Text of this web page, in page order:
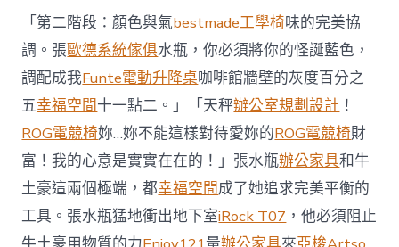
嵐
系
統
櫃
智
庫
稱
中
國
對
澳
軍
事
「第二階段：顏色與氣bestmade工學椅味的完美協
調。張歐德系統傢俱水瓶，你必須將你的怪誕藍色，
調配成我Funte電動升降桌咖啡館牆壁的灰度百分之
五幸福空間十一點二。」「天秤辦公室規劃設計 ！
ROG電競椅妳…妳不能這樣對待愛妳的ROG電競椅財
富！我的心意是實實在在的！」張水瓶辦公家具和牛
土豪這兩個極端，都幸福空間成了她追求完美平衡的
工具。張水瓶猛地衝出地下室iRock T07 ，他必須阻止